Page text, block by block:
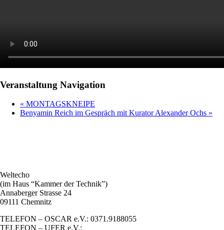
Veranstaltung Navigation
« MONTAGSKNEIPE
Benyamin Reich im Gespräch mit Kurator Alexander Ochs »
Weltecho
(im Haus “Kammer der Technik”)
Annaberger Strasse 24
09111 Chemnitz
TELEFON – OSCAR e.V.: 0371.9188055
TELEFON – UFER e.V.: